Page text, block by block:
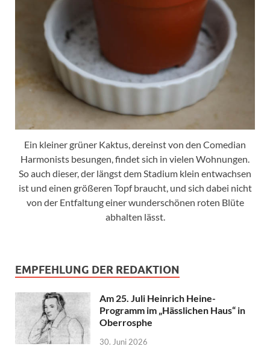
Ein kleiner grüner Kaktus, dereinst von den Comedian
Harmonists besungen, findet sich in vielen Wohnungen.
So auch dieser, der längst dem Stadium klein entwachsen
ist und einen größeren Topf braucht, und sich dabei nicht
von der Entfaltung einer wunderschönen roten Blüte
abhalten lässt.
EMPFEHLUNG DER REDAKTION
Am 25. Juli Heinrich Heine-
Programm im „Hässlichen Haus“ in
Oberrosphe
30. Juni 2026